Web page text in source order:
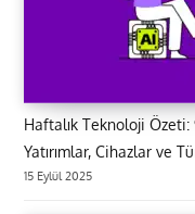
Haftalık Teknoloji
Yatırımlar, Cihazlar ve
15 Eylül 2025